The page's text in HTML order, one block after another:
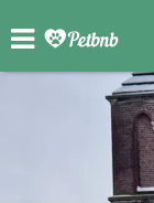
PHOTOS REVIEWS